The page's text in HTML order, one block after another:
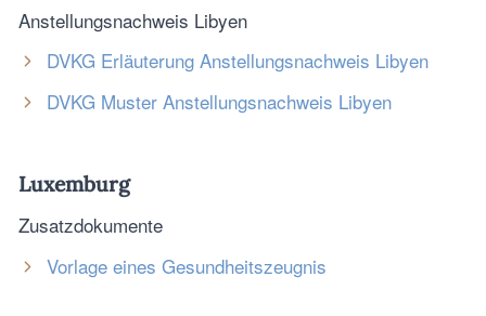
Anstellungsnachweis Libyen
DVKG Erläuterung Anstellungsnachweis Libyen
DVKG Muster Anstellungsnachweis Libyen
Luxemburg
Zusatzdokumente
Vorlage eines Gesundheitszeugnis